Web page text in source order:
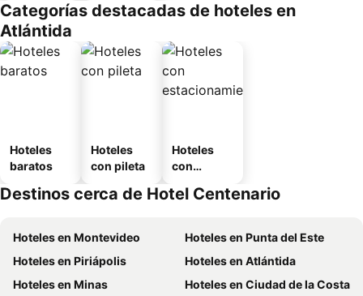
Categorías destacadas de hoteles en
Atlántida
Hoteles
baratos
Hoteles
con pileta
Hoteles
con
miento
Destinos cerca de Hotel Centenario
Hoteles en Montevideo
Hoteles en Punta del Este
Hoteles en Piriápolis
Hoteles en Atlántida
Hoteles en Minas
Hoteles en Ciudad de la Costa